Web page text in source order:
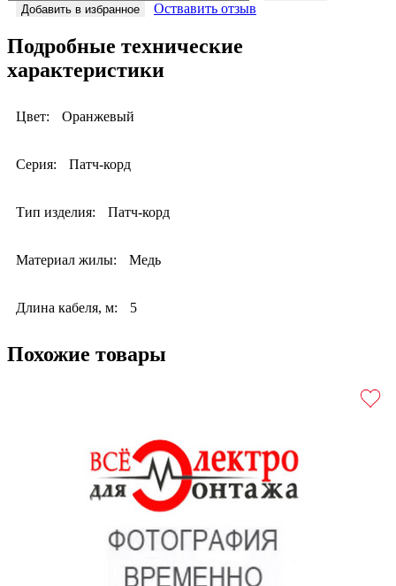
Добавить в избранное
Оствавить отзыв
Подробные технические
характеристики
Цвет: Оранжевый
Серия: Патч-корд
Тип изделия: Патч-корд
Материал жилы: Медь
Длина кабеля, м: 5
Похожие товары